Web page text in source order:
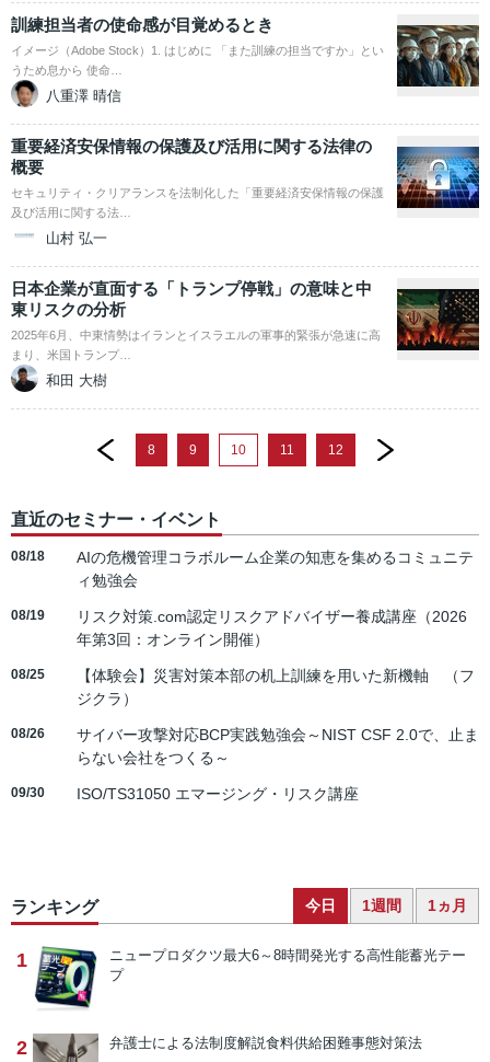
訓練担当者の使命感が目覚めるとき
イメージ（Adobe Stock）1. はじめに 「また訓練の担当ですか」とい
うため息から 使命…
八重澤 晴信
重要経済安保情報の保護及び活用に関する法律の
概要
セキュリティ・クリアランスを法制化した「重要経済安保情報の保護
及び活用に関する法…
山村 弘一
日本企業が直面する「トランプ停戦」の意味と中
東リスクの分析
2025年6月、中東情勢はイランとイスラエルの軍事的緊張が急速に高
まり、米国トランプ…
和田 大樹
prev
8 9 10 11 12
next
直近のセミナー・イベント
08/18
AIの危機管理コラボルーム企業の知恵を集めるコミュニテ
ィ勉強会
08/19
リスク対策.com認定リスクアドバイザー養成講座（2026
年第3回：オンライン開催）
08/25
【体験会】災害対策本部の机上訓練を用いた新機軸 （フ
ジクラ）
08/26
サイバー攻撃対応BCP実践勉強会～NIST CSF 2.0で、止ま
らない会社をつくる～
09/30 ISO/TS31050 エマージング・リスク講座
ランキング 今日 1週間 1ヵ月
1 ニュープロダクツ最大6～8時間発光する高性能蓄光テー
プ
2 弁護士による法制度解説食料供給困難事態対策法